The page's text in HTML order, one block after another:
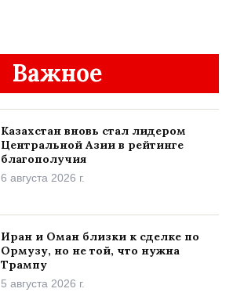
Важное
Казахстан вновь стал лидером
Центральной Азии в рейтинге
благополучия
6 августа 2026 г.
Иран и Оман близки к сделке по
Ормузу, но не той, что нужна
Трампу
5 августа 2026 г.